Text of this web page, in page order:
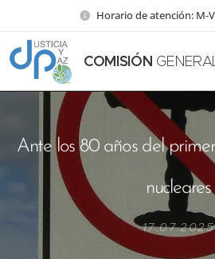
Horario de atención: M-
COMISIÓN
Ante los 80 años del
nucleares
17.07.2025